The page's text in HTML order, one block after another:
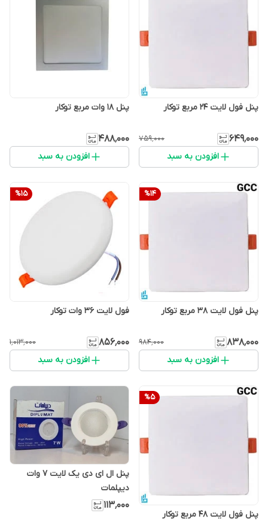
پنل فول لایت 24 مربع توکار
۶۴۹٬۰۰۰ ۷۵۹٬۰۰۰
افزودن به سبد
پنل 18 وات مربع توکار
۴۸۸٬۰۰۰
افزودن به سبد
%14
پنل فول لایت 38 مربع توکار
۸۳۸٬۰۰۰ ۹۸۴٬۰۰۰
افزودن به سبد
%15
فول لایت 36 وات توکار
۸۵۶٬۰۰۰ ۱٬۰۱۳٬۰۰۰
افزودن به سبد
%5
پنل فول لایت 48 مربع توکار
پنل ال ای دی یک لایت 7 وات
دیپلمات
۱۱۳٬۰۰۰